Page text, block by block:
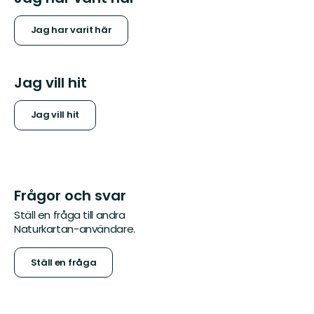
Jag har varit här
Jag vill hit
Jag vill hit
Frågor och svar
Ställ en fråga till andra
Naturkartan-användare.
Ställ en fråga